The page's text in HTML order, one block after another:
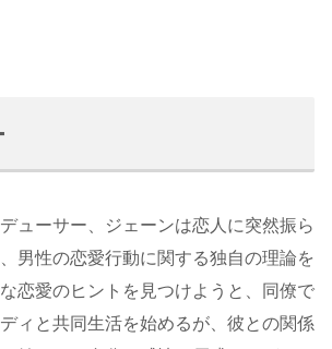
ューサー、ジェーンは恋人に突然振ら
男性の恋愛行動に関する独自の理論を
恋愛のヒントを見つけようと、同僚で
ィと共同生活を始めるが、彼との関係